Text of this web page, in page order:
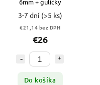
6mm + guličky
3-7 dní (>5 ks)
€21,14 bez DPH
€26
Do košíka